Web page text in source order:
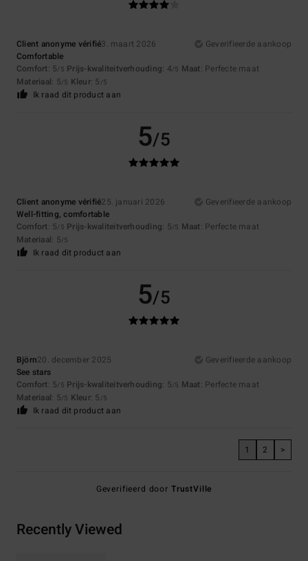
Client anonyme vérifié3. maart 2026
Geverifieerde aankoop
Comfortable
Comfort: 5/5 Prijs-kwaliteitverhouding: 4/5 Maat: Perfecte maat
Materiaal: 5/5 Kleur: 5 /5
Ik raad dit product aan
5/5
Client anonyme vérifié25. januari 2026
Geverifieerde aankoop
Well-fitting, comfortable
Comfort: 5/5 Prijs-kwaliteitverhouding: 5/5 Maat: Perfecte maat
Materiaal: 5/5
Ik raad dit product aan
5/5
Björn20. december 2025
Geverifieerde aankoop
See stars
Comfort: 5/5 Prijs-kwaliteitverhouding: 5/5 Maat: Perfecte maat
Materiaal: 5/5 Kleur: 5 /5
Ik raad dit product aan
1 2 >
Geverifieerd door TrustVille
Recently Viewed